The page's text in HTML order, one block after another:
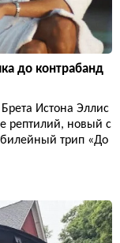
до контрабанд
Истона Эллис
рептилий, новый с
трип «До